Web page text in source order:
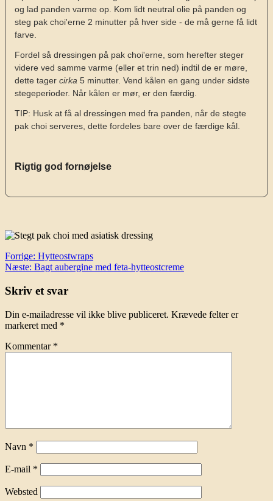
og lad panden varme op. Kom lidt neutral olie på panden og
steg pak choi'erne 2 minutter på hver side - de må gerne få lidt
farve.
Fordel så dressingen på pak choi'erne, som herefter steger
videre ved samme varme (eller et trin ned) indtil de er møre,
dette tager cirka 5 minutter. Vend kålen en gang under sidste
stegeperioder. Når kålen er mør, er den færdig.
TIP: Husk at få al dressingen med fra panden, når de stegte
pak choi serveres, dette fordeles bare over de færdige kål.
Rigtig god fornøjelse
Indlægsnavigation
Forrige: Hytteostwraps
Næste: Bagt aubergine med feta-hytteostcreme
Skriv et svar
Din e-mailadresse vil ikke blive publiceret. Krævede felter er
markeret med *
Kommentar *
Navn *
E-mail *
Websted